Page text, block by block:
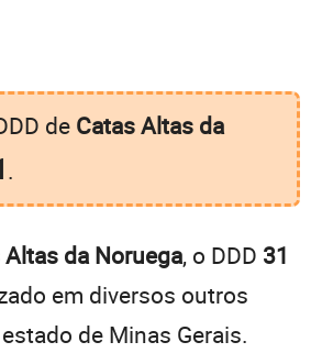
de Catas Altas da
.
Altas da Noruega, o DDD 31
em diversos outros
de Minas Gerais.